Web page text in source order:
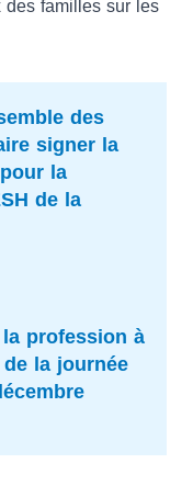
des familles sur les
des
signer la
la
de la
profession à
la journée